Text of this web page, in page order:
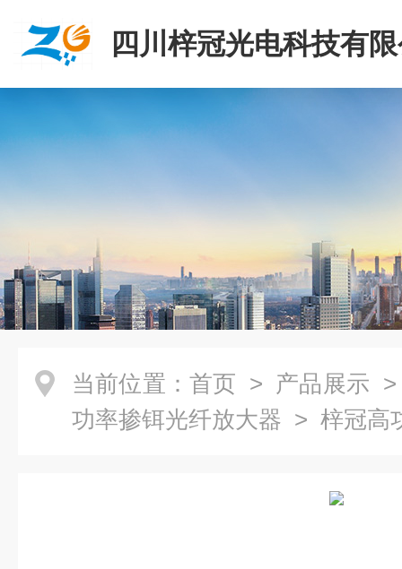
四川梓冠光电科技有
当前位置： 首页 > 产品展示
功率掺铒光纤放大器 > 梓冠高